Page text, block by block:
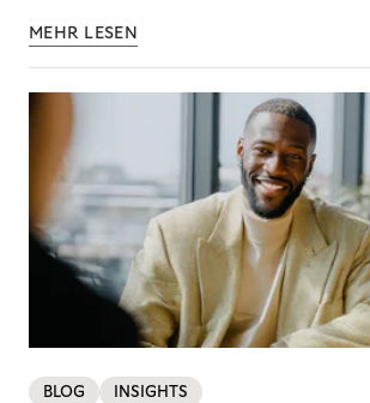
MEHR LESEN
BLOG INSIGHTS